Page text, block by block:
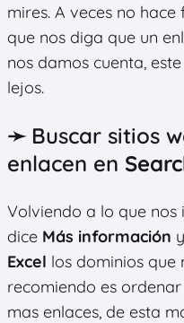
mires. A veces no
que nos diga que un
nos damos cuenta,
lejos.
➛ Buscar sitios
enlacen en
Volviendo a lo que nos
dice Más información
Excel los dominios que
recomiendo es
mas enlaces, de esta